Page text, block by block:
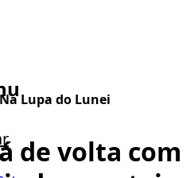
Na Lupa do Lunei
de volta com